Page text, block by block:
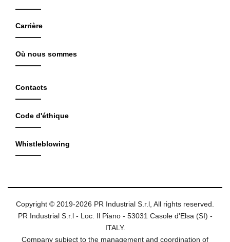
Carrière
Où nous sommes
Contacts
Code d'éthique
Whistleblowing
Copyright © 2019-2026 PR Industrial S.r.l, All rights reserved.
PR Industrial S.r.l - Loc. Il Piano - 53031 Casole d'Elsa (SI) -
ITALY.
Company subject to the management and coordination of